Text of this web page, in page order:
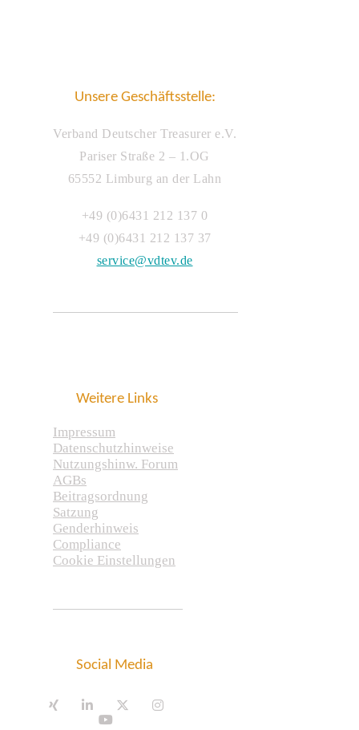
Unsere Geschäftsstelle:
Verband Deutscher Treasurer e.V.
Pariser Straße 2 – 1.OG
65552 Limburg an der Lahn
+49 (0)6431 212 137 0
+49 (0)6431 212 137 37
service@vdtev.de
Weitere Links
Impressum
Datenschutzhinweise
Nutzungshinw. Forum
AGBs
Beitragsordnung
Satzung
Genderhinweis
Compliance
Cookie Einstellungen
Social Media